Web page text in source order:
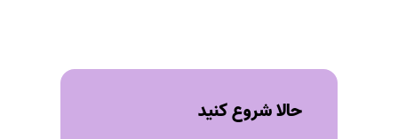
حالا شروع کنید